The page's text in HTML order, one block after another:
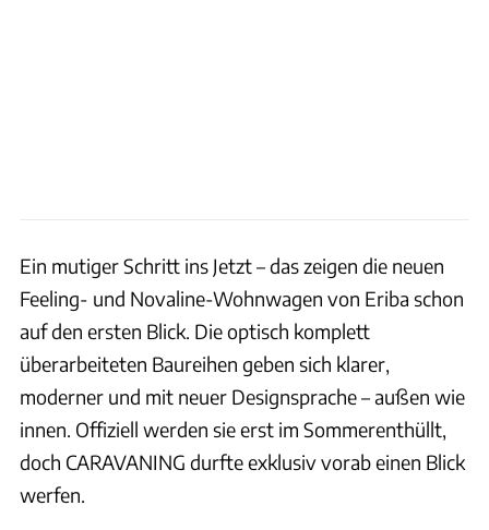
Ein mutiger Schritt ins Jetzt – das zeigen die neuen
Feeling- und Novaline-Wohnwagen von Eriba schon
auf den ersten Blick. Die optisch komplett
überarbeiteten Baureihen geben sich klarer,
moderner und mit neuer Designsprache – außen wie
innen. Offiziell werden sie erst im Sommerenthüllt,
doch CARAVANING durfte exklusiv vorab einen Blick
werfen.